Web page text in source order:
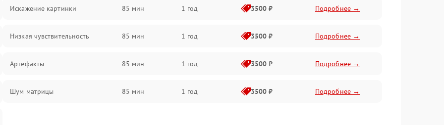
Искажение картинки 85 мин 1 год 3500 ₽ Подробнее →
Низкая чувствительность 85 мин 1 год 3500 ₽ Подробнее →
Артефакты 85 мин 1 год 3500 ₽ Подробнее →
Шум матрицы 85 мин 1 год 3500 ₽ Подробнее →